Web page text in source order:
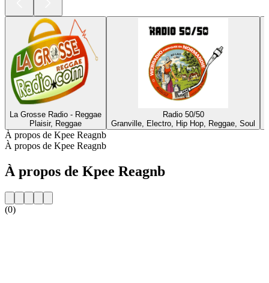
La Grosse Radio - Reggae
Plaisir, Reggae
Radio 50/50
Granville, Electro, Hip Hop, Reggae, Soul
À propos de Kpee Reagnb
À propos de Kpee Reagnb
À propos de Kpee Reagnb
(0)